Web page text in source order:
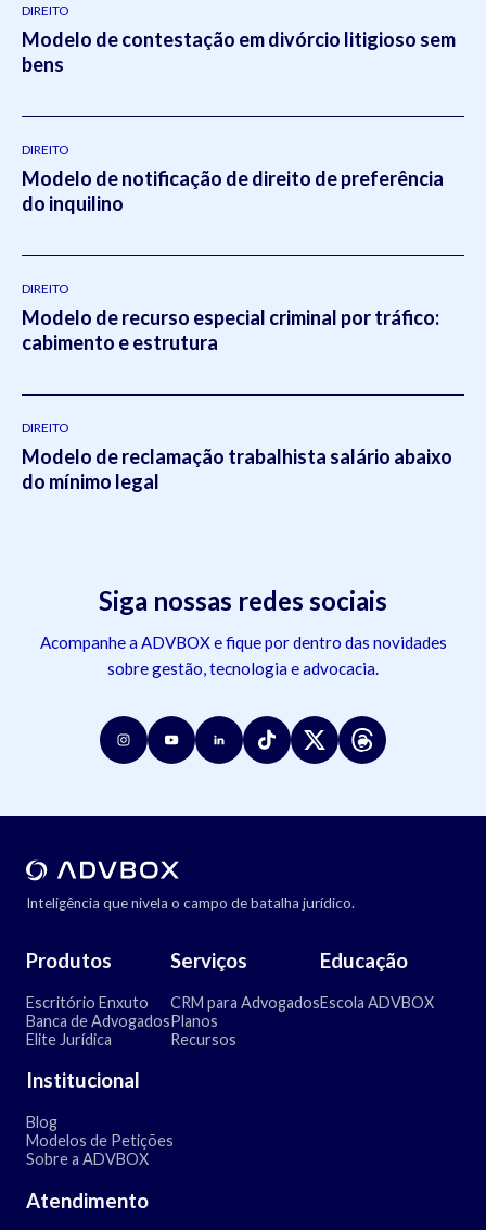
DIREITO
Modelo de contestação em divórcio litigioso sem
bens
DIREITO
Modelo de notificação de direito de preferência
do inquilino
DIREITO
Modelo de recurso especial criminal por tráfico:
cabimento e estrutura
DIREITO
Modelo de reclamação trabalhista salário abaixo
do mínimo legal
Siga nossas redes sociais
Acompanhe a ADVBOX e fique por dentro das novidades
sobre gestão, tecnologia e advocacia.
Inteligência que nivela o campo de batalha jurídico.
Produtos
Escritório Enxuto
Banca de Advogados
Elite Jurídica
Serviços
CRM para Advogados
Planos
Recursos
Educação
Escola ADVBOX
Institucional
Blog
Modelos de Petições
Sobre a ADVBOX
Atendimento